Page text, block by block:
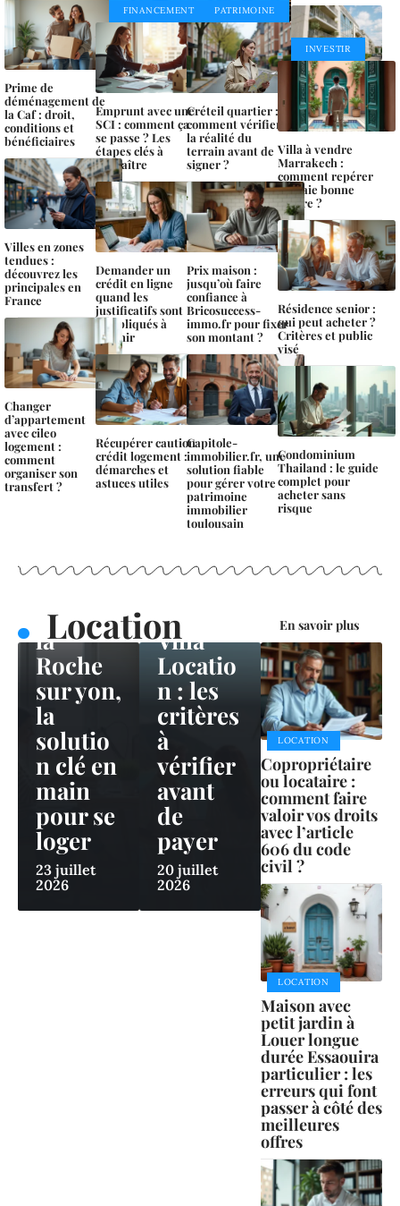
Prime de
déménagement de
la Caf : droit,
conditions et
bénéficiaires
Villes en zones
tendues :
découvrez les
principales en
France
Changer
d’appartement
avec cileo
logement :
comment
organiser son
transfert ?
FINANCEMENT
Emprunt avec une
SCI : comment ça
se passe ? Les
étapes clés à
connaître
Demander un
crédit en ligne
quand les
justificatifs sont
compliqués à
fournir
Récupérer caution
crédit logement :
démarches et
astuces utiles
PATRIMOINE
Créteil quartier :
comment vérifier
la réalité du
terrain avant de
signer ?
Prix maison :
jusqu’où faire
confiance à
Bricosuccess-
immo.fr pour fixer
son montant ?
Capitole-
immobilier.fr, une
solution fiable
pour gérer votre
patrimoine
immobilier
toulousain
INVESTIR
Villa à vendre
Marrakech :
comment repérer
la vraie bonne
affaire ?
Résidence senior :
qui peut acheter ?
Critères et public
visé
Condominium
Thailand : le guide
complet pour
acheter sans
risque
Location En savoir plus
fr
r studio
la
Roche
sur yon,
la
solutio
n clé en
main
pour se
loger
23 juillet
2026
LOCATION
St
emy
Villa
Locatio
n : les
critères
à
vérifier
avant
de
payer
20 juillet
2026
LOCATION
Copropriétaire
ou locataire :
comment faire
valoir vos droits
avec l’article
606 du code
civil ?
LOCATION
Maison avec
petit jardin à
Louer longue
durée Essaouira
particulier : les
erreurs qui font
passer à côté des
meilleures
offres